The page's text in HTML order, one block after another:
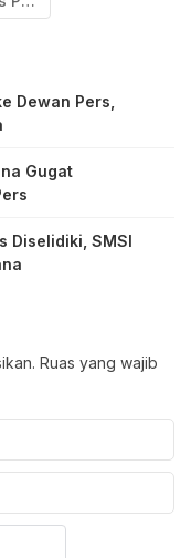
Dewan Pers,
Gugat
Diselidiki, SMSI
Ruas yang wajib